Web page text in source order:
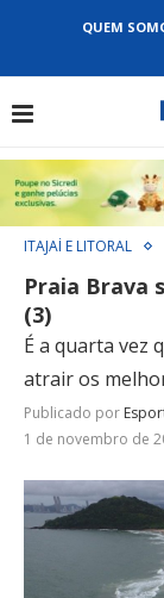
QUEM
ITAJAÍ E LITORAL
Praia Brava
(3)
É a quarta vez
atrair os
Publicado por
1 de novembro de